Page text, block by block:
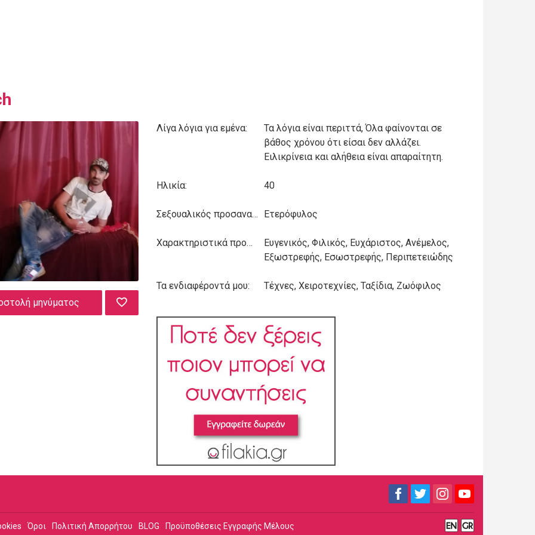
μηνύματος
Λίγα λόγια για εμένα:
Τα λόγια είναι περιττά, Όλα φαίνονται σε
βάθος χρόνου ότι είσαι δεν αλλάζει.
Ειλικρίνεια και αλήθεια είναι απαραίτητη.
Ηλικία: 40
Σεξουαλικός προσανατολισμός: Ετερόφυλος
Χαρακτηριστικά προσωπικότητας:
Ευγενικός, Φιλικός, Ευχάριστος, Ανέμελος,
Εξωστρεφής, Εσωστρεφής, Περιπετειώδης
Τα ενδιαφέροντά μου: Τέχνες, Χειροτεχνίες, Ταξίδια, Ζωόφιλος
Όροι Πολιτική Απορρήτου BLOG Προϋποθέσεις Εγγραφής Μέλους